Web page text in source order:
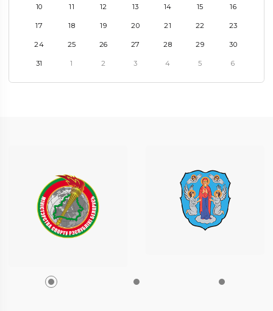
10 11 12 13 14 15 16
17 18 19 20 21 22 23
24 25 26 27 28 29 30
31 1 2 3 4 5 6